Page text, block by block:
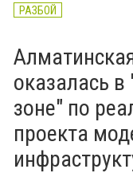
РАЗБОЙ
оказалась в
зоне" по
проекта